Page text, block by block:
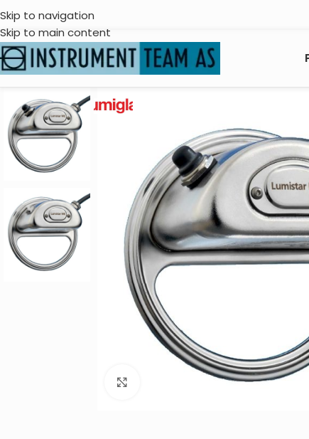
Skip to navigation
Skip to main content
Click to enlarge